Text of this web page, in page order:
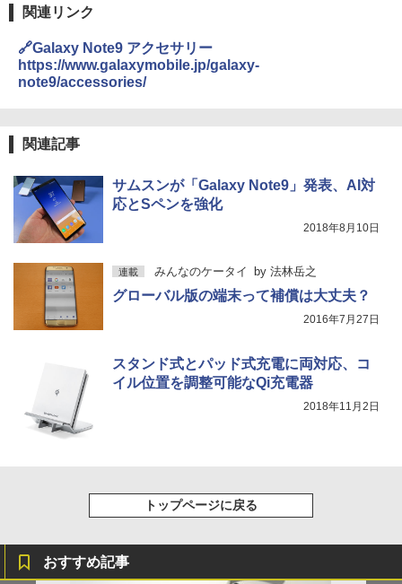
関連リンク
🔗Galaxy Note9 アクセサリー
https://www.galaxymobile.jp/galaxy-
note9/accessories/
関連記事
サムスンが「Galaxy Note9」発表、AI対
応とSペンを強化
2018年8月10日
連載 みんなのケータイ by 法林岳之
グローバル版の端末って補償は大丈夫？
2016年7月27日
スタンド式とパッド式充電に両対応、コ
イル位置を調整可能なQi充電器
2018年11月2日
トップページに戻る
おすすめ記事